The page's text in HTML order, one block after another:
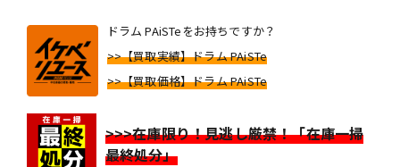
ドラム PAiSTeをお持ちですか？
>>【買取実績】ドラム PAiSTe
>>【買取価格】ドラム PAiSTe
>>>在庫限り！見逃し厳禁！「在庫一掃
最終処分」